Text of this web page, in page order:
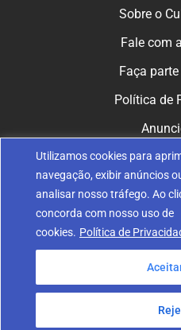
Utilizamos cookies para
navegação, exibir anúncios
analisar nosso tráfego. Ao
concorda com nosso uso de
cookies. Política de
Sobre o
Fale com
Faça
Política de
CULTURA
© 2024 Fundação Nossa
os direitos